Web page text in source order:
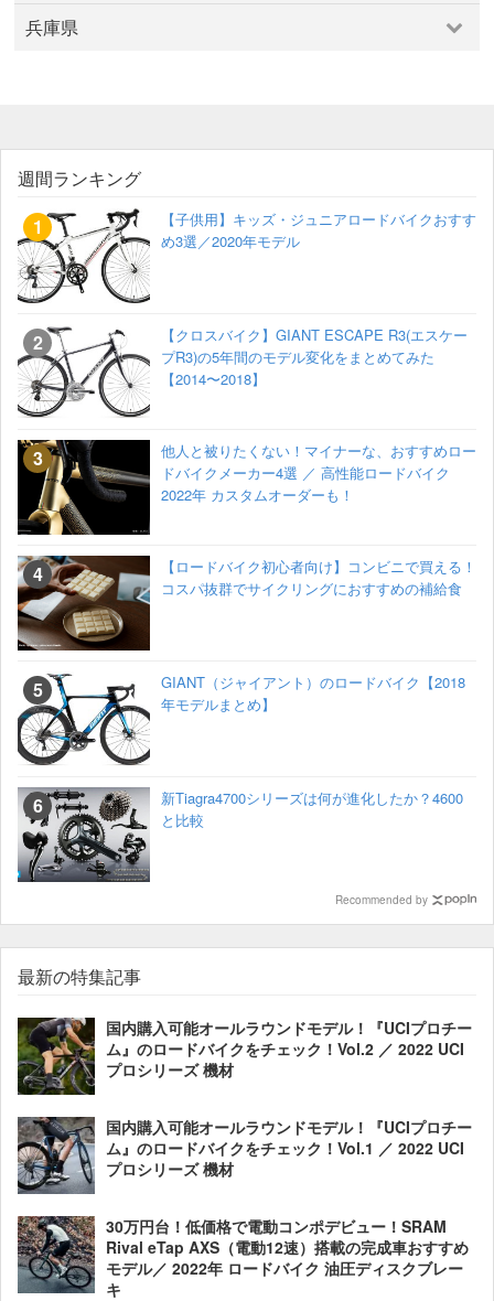
平野区
亀岡・丹波・福知山
兵庫県
週間ランキング
【子供用】キッズ・ジュニアロードバイクおすす
め3選／2020年モデル
【クロスバイク】GIANT ESCAPE R3(エスケー
プR3)の5年間のモデル変化をまとめてみた
【2014〜2018】
他人と被りたくない！マイナーな、おすすめロー
ドバイクメーカー4選 ／ 高性能ロードバイク
2022年 カスタムオーダーも！
【ロードバイク初心者向け】コンビニで買える！
コスパ抜群でサイクリングにおすすめの補給食
GIANT（ジャイアント）のロードバイク【2018
年モデルまとめ】
新Tiagra4700シリーズは何が進化したか？4600
と比較
Recommended by
最新の特集記事
国内購入可能オールラウンドモデル！『UCIプロチー
ム』のロードバイクをチェック！Vol.2 ／ 2022 UCI
プロシリーズ 機材
国内購入可能オールラウンドモデル！『UCIプロチー
ム』のロードバイクをチェック！Vol.1 ／ 2022 UCI
プロシリーズ 機材
30万円台！低価格で電動コンポデビュー！SRAM
Rival eTap AXS（電動12速）搭載の完成車おすすめ
モデル／ 2022年 ロードバイク 油圧ディスクブレー
キ